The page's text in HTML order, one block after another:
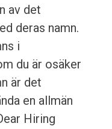
av det
deras namn.
i
du är osäker
är det
en allmän
Hiring